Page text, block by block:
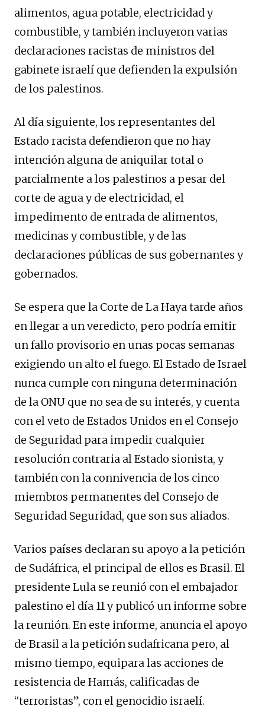
alimentos, agua potable, electricidad y
combustible, y también incluyeron varias
declaraciones racistas de ministros del
gabinete israelí que defienden la expulsión
de los palestinos.
Al día siguiente, los representantes del
Estado racista defendieron que no hay
intención alguna de aniquilar total o
parcialmente a los palestinos a pesar del
corte de agua y de electricidad, el
impedimento de entrada de alimentos,
medicinas y combustible, y de las
declaraciones públicas de sus gobernantes y
gobernados.
Se espera que la Corte de La Haya tarde años
en llegar a un veredicto, pero podría emitir
un fallo provisorio en unas pocas semanas
exigiendo un alto el fuego. El Estado de Israel
nunca cumple con ninguna determinación
de la ONU que no sea de su interés, y cuenta
con el veto de Estados Unidos en el Consejo
de Seguridad para impedir cualquier
resolución contraria al Estado sionista, y
también con la connivencia de los cinco
miembros permanentes del Consejo de
Seguridad Seguridad, que son sus aliados.
Varios países declaran su apoyo a la petición
de Sudáfrica, el principal de ellos es Brasil. El
presidente Lula se reunió con el embajador
palestino el día 11 y publicó un informe sobre
la reunión. En este informe, anuncia el apoyo
de Brasil a la petición sudafricana pero, al
mismo tiempo, equipara las acciones de
resistencia de Hamás, calificadas de
“terroristas”, con el genocidio israelí.